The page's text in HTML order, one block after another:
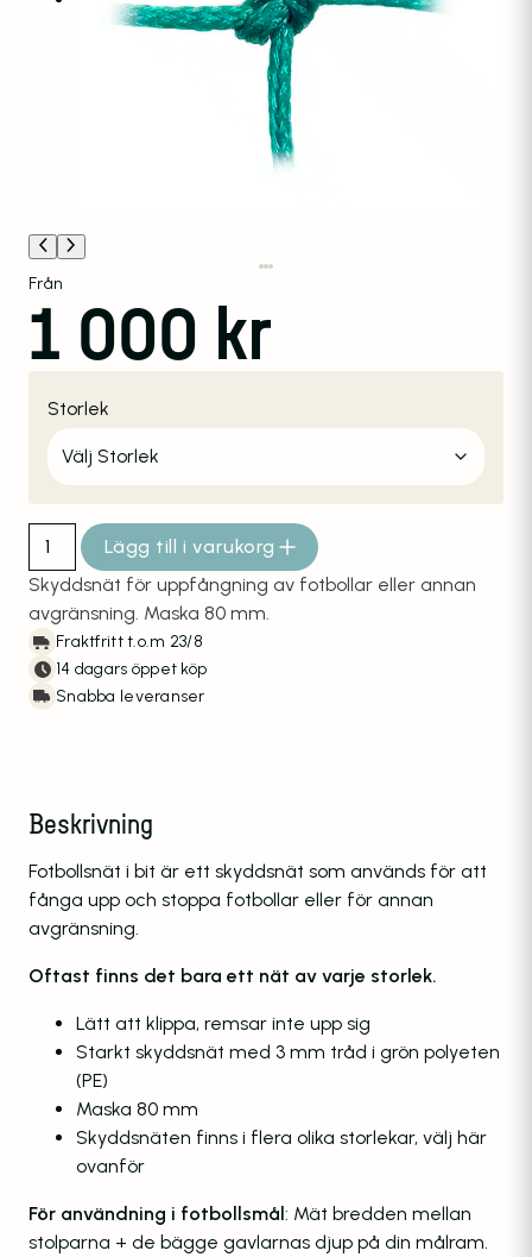
Från
1 000 kr
Storlek
Fotbollsnät i bit, 80 mm udda storlekar 30% Rabatt mängd
Lägg till i varukorg
Skyddsnät för uppfångning av fotbollar eller annan
avgränsning. Maska 80 mm.
Fraktfritt t.o.m 23/8
14 dagars öppet köp
Snabba leveranser
Beskrivning
Fotbollsnät i bit är ett skyddsnät som används för att
fånga upp och stoppa fotbollar eller för annan
avgränsning.
Oftast finns det bara ett nät av varje storlek.
Lätt att klippa, remsar inte upp sig
Starkt skyddsnät med 3 mm tråd i grön polyeten
(PE)
Maska 80 mm
Skyddsnäten finns i flera olika storlekar, välj här
ovanför
För användning i fotbollsmål : Mät bredden mellan
stolparna + de bägge gavlarnas djup på din målram.